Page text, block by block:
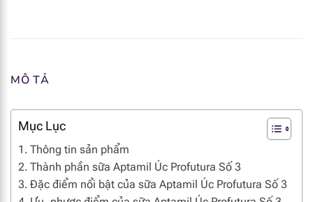
MÔ TẢ
Mục Lục
Thông tin sản phẩm
Thành phần sữa Aptamil Úc Profutura Số 3
Đặc điểm nổi bật của sữa Aptamil Úc Profutura Số 3